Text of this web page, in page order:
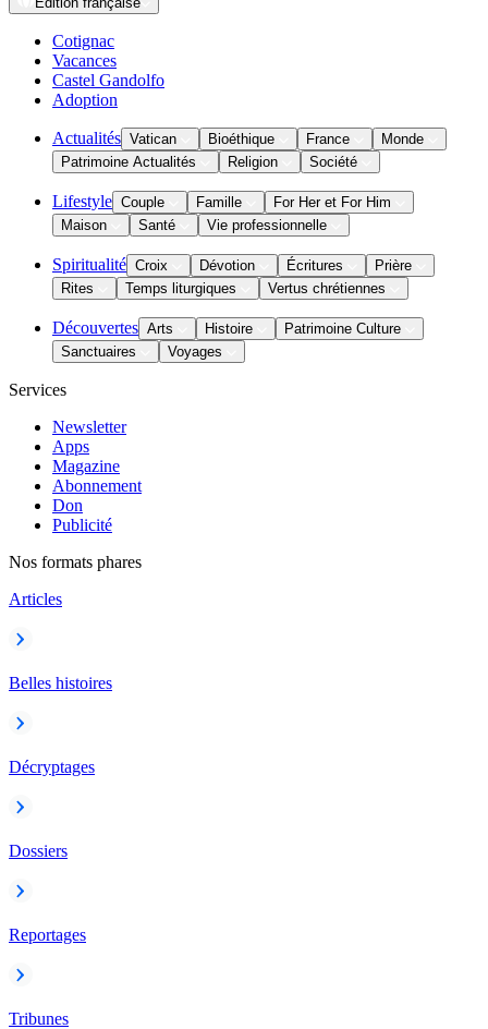
Cotignac
Vacances
Castel Gandolfo
Adoption
Actualités Vatican Bioéthique France
Monde
Patrimoine Actualités
Religion Société
Lifestyle Couple Famille
For Her et For Him
Maison
Santé Vie professionnelle
Spiritualité Croix Dévotion Écritures
Prière
Rites
Temps liturgiques Vertus chrétiennes
Découvertes Arts Histoire
Patrimoine Culture
Sanctuaires
Voyages
Services
Newsletter
Apps
Magazine
Abonnement
Don
Publicité
Nos formats phares
Articles
Belles histoires
Décryptages
Dossiers
Reportages
Tribunes